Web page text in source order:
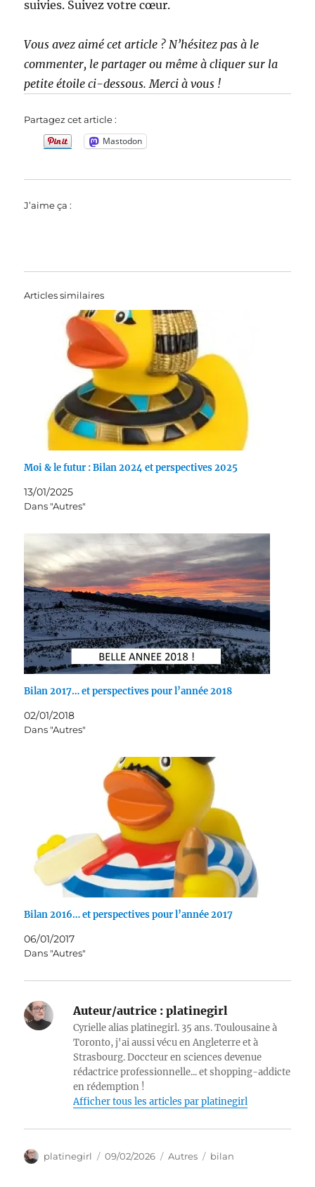
suivies. Suivez votre cœur.
Vous avez aimé cet article ? N’hésitez pas à le
commenter, le partager ou même à cliquer sur la
petite étoile ci-dessous. Merci à vous !
Partagez cet article :
Mastodon
J’aime ça :
Articles similaires
Moi & le futur : Bilan 2024 et perspectives 2025
13/01/2025
Dans "Autres"
Bilan 2017… et perspectives pour l’année 2018
02/01/2018
Dans "Autres"
Bilan 2016… et perspectives pour l’année 2017
06/01/2017
Dans "Autres"
Auteur/autrice : platinegirl
Cyrielle alias platinegirl. 35 ans. Toulousaine à
Toronto, j'ai aussi vécu en Angleterre et à
Strasbourg. Doccteur en sciences devenue
rédactrice professionnelle... et shopping-addicte
en rédemption !
Afficher tous les articles par platinegirl
Auteur
platinegirl
Publié
09/02/2026 Catégories
Autres Étiquettes
bilan